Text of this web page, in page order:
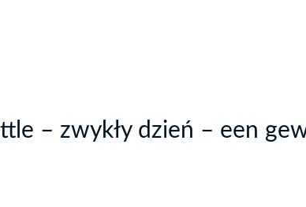
– zwykły dzień – een